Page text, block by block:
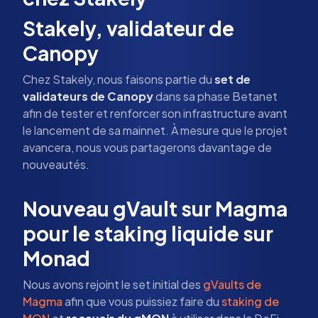
Stakely, validateur de
Canopy
Chez Stakely, nous faisons partie duset de
validateurs de Canopydans sa phase Betanet
afin de tester et renforcer son infrastructure avant
le lancement de sa mainnet. À mesure que le projet
avancera, nous vous partagerons davantage de
nouveautés.
Nouveau gVault sur Magma
pour le staking liquide sur
Monad
Nous avons rejoint le set initial des gVaults de
Magmaafin que vous puissiez faire dustaking de